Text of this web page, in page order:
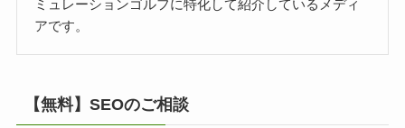
ミュレーションゴルフに特化して紹介しているメディ
アです。
【無料】SEOのご相談